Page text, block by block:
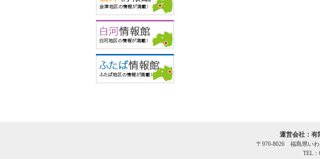
運営会社：
〒970-8026 福島県い
TEL：